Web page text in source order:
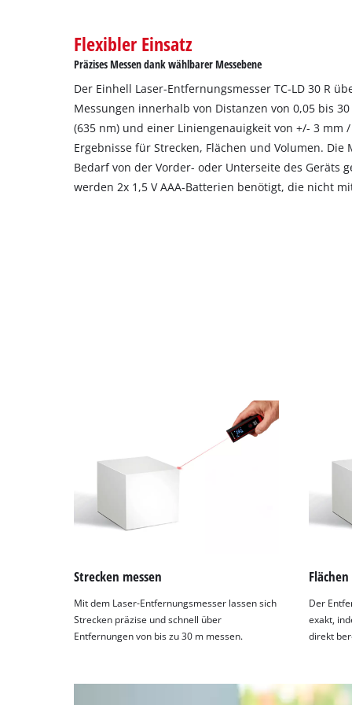
the
site
with
their
CMP
add
this
content
to
Flexibler Einsatz
Präzises Messen dank wählbarer Messebene
Der Einhell Laser-Entfernungsmesser TC-LD 30 R
Messungen innerhalb von Distanzen von 0,05 bis
(635 nm) und einer Liniengenauigkeit von +/- 3 mm
Ergebnisse für Strecken, Flächen und Volumen. Die
Bedarf von der Vorder- oder Unterseite des Geräts
werden 2x 1,5 V AAA-Batterien benötigt, die nicht
Strecken messen
Mit dem Laser-Entfernungsmesser lassen sich
Strecken präzise und schnell über
Entfernungen von bis zu 30 m messen.
Der
exakt,
direkt